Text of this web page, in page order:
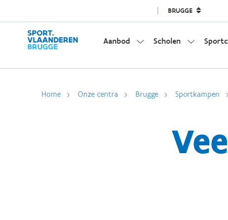
BRUGGE
Aanbod Scholen
Home Onze centra Brugge Sportkampen